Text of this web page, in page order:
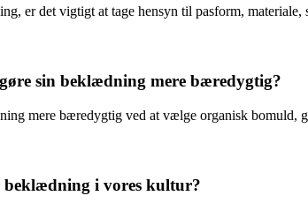
er det vigtigt at tage hensyn til pasform,
sin beklædning mere bæredygtig?
mere bæredygtig ved at vælge organisk bomuld,
i vores kultur?